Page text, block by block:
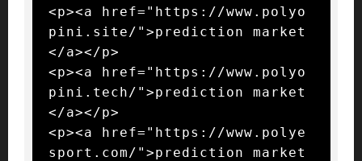
<p><a href="https://www.polyo
pini.site/">prediction market
</a></p>
<p><a href="https://www.polyo
pini.tech/">prediction market
</a></p>
<p><a href="https://www.polye
sport.com/">prediction market